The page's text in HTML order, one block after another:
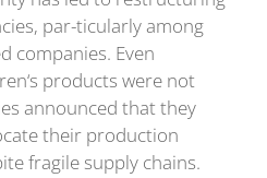
par-ticularly among
companies. Even
products were not
announced that they
their production
fragile supply chains.